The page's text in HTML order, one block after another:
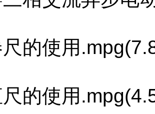
的使用
的使用